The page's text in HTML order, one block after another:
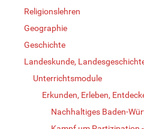
Religionslehren
Geographie
Geschichte
Landeskunde,
Unterrichtsmodule
Erkunden, Erleben,
Nachhaltiges Baden-